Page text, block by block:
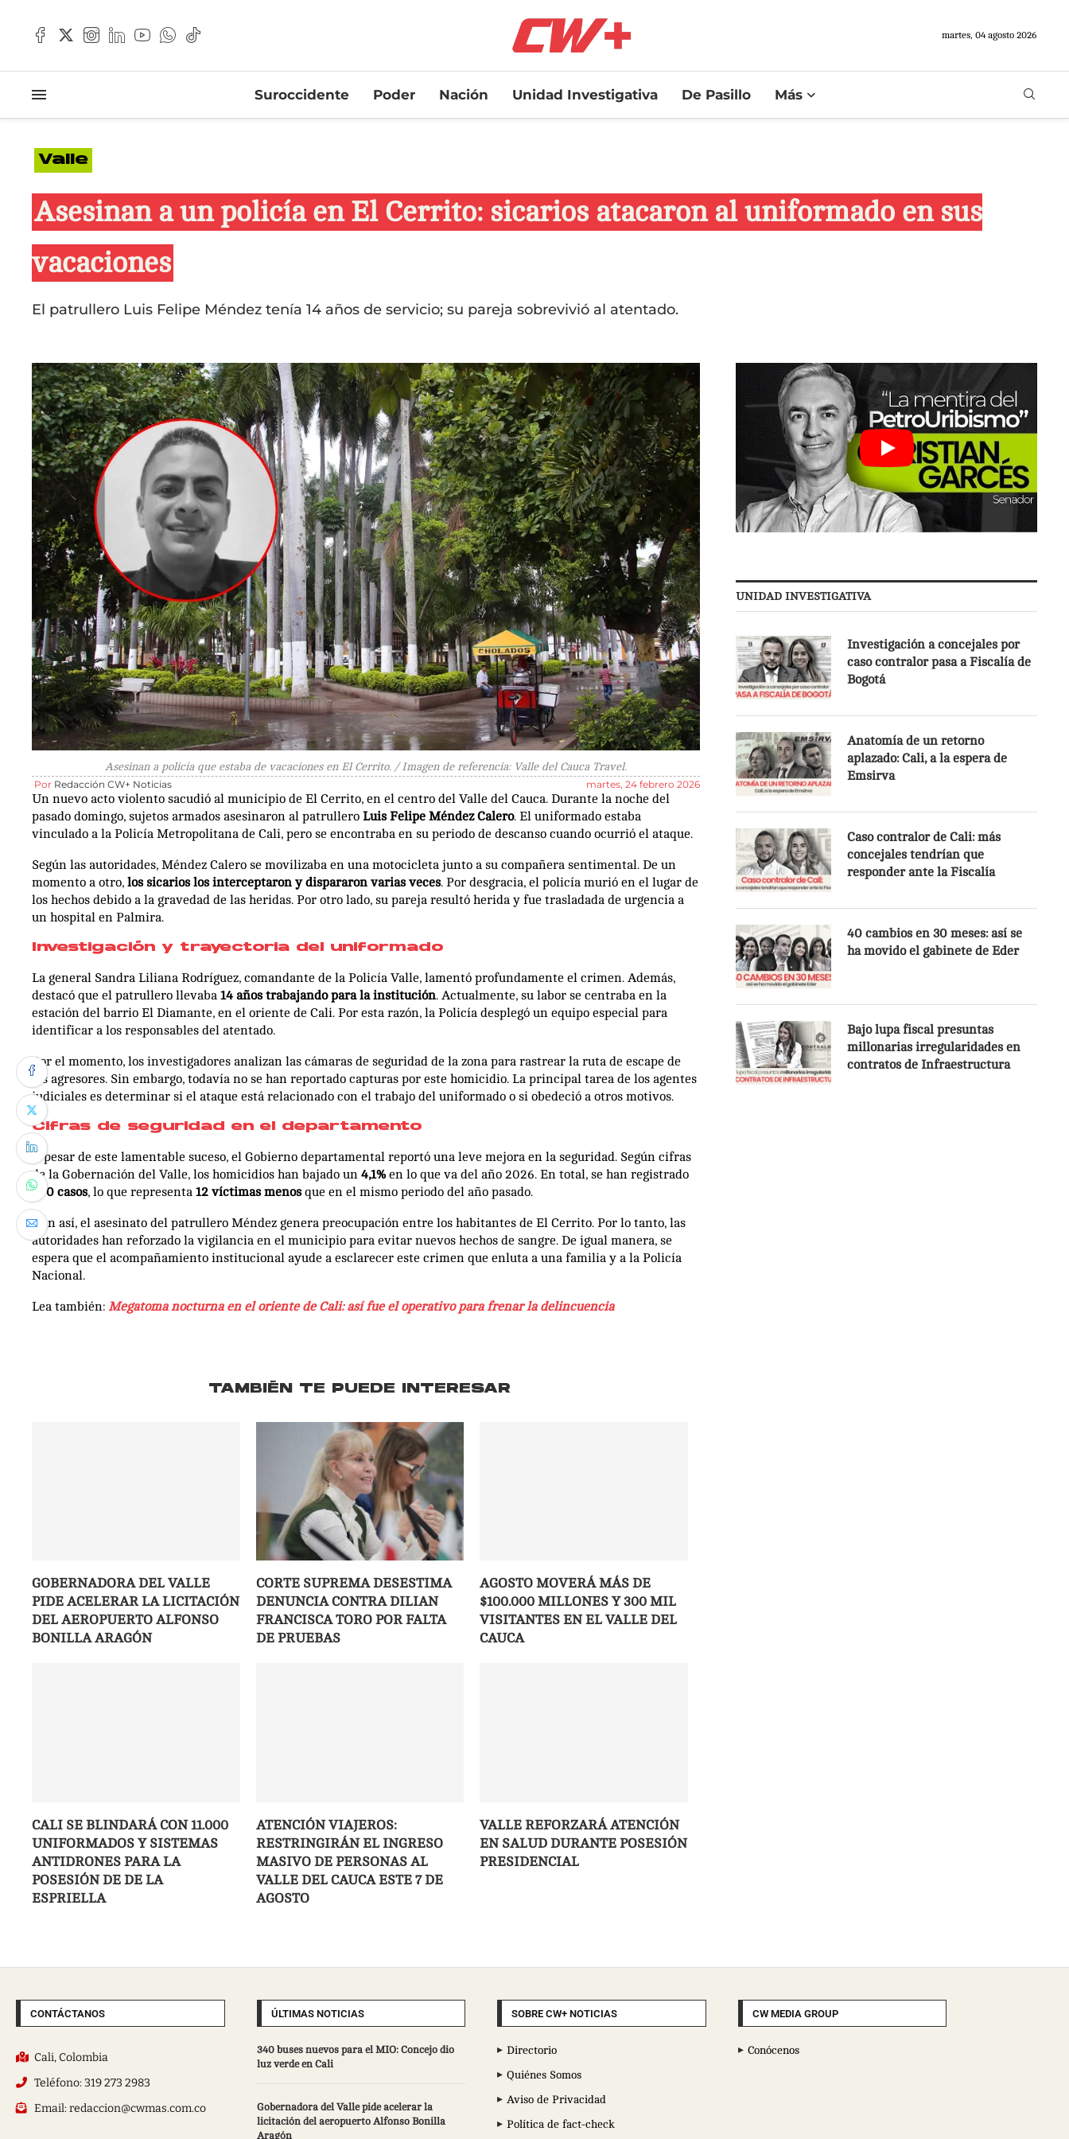
martes, 04 agosto 2026
Suroccidente Poder Nación Unidad Investigativa De Pasillo Más
Valle
Asesinan a un policía en El Cerrito: sicarios atacaron al uniformado en sus
vacaciones
El patrullero Luis Felipe Méndez tenía 14 años de servicio; su pareja sobrevivió al atentado.
Asesinan a policía que estaba de vacaciones en El Cerrito. / Imagen de referencia: Valle del Cauca Travel.
Por Redacción CW+ Noticias martes, 24 febrero 2026
Un nuevo acto violento sacudió al municipio de El Cerrito, en el centro del Valle del Cauca. Durante la noche del
pasado domingo, sujetos armados asesinaron al patrullero Luis Felipe Méndez Calero. El uniformado estaba
vinculado a la Policía Metropolitana de Cali, pero se encontraba en su periodo de descanso cuando ocurrió el ataque.
Según las autoridades, Méndez Calero se movilizaba en una motocicleta junto a su compañera sentimental. De un
momento a otro, los sicarios los interceptaron y dispararon varias veces. Por desgracia, el policía murió en el lugar de
los hechos debido a la gravedad de las heridas. Por otro lado, su pareja resultó herida y fue trasladada de urgencia a
un hospital en Palmira.
Investigación y trayectoria del uniformado
La general Sandra Liliana Rodríguez, comandante de la Policía Valle, lamentó profundamente el crimen. Además,
destacó que el patrullero llevaba 14 años trabajando para la institución. Actualmente, su labor se centraba en la
estación del barrio El Diamante, en el oriente de Cali. Por esta razón, la Policía desplegó un equipo especial para
identificar a los responsables del atentado.
Por el momento, los investigadores analizan las cámaras de seguridad de la zona para rastrear la ruta de escape de
los agresores. Sin embargo, todavía no se han reportado capturas por este homicidio. La principal tarea de los agentes
judiciales es determinar si el ataque está relacionado con el trabajo del uniformado o si obedeció a otros motivos.
Cifras de seguridad en el departamento
A pesar de este lamentable suceso, el Gobierno departamental reportó una leve mejora en la seguridad. Según cifras
de la Gobernación del Valle, los homicidios han bajado un 4,1%en lo que va del año 2026. En total, se han registrado
290 casos, lo que representa 12 víctimas menosque en el mismo periodo del año pasado.
Aun así, el asesinato del patrullero Méndez genera preocupación entre los habitantes de El Cerrito. Por lo tanto, las
autoridades han reforzado la vigilancia en el municipio para evitar nuevos hechos de sangre. De igual manera, se
espera que el acompañamiento institucional ayude a esclarecer este crimen que enluta a una familia y a la Policía
Nacional.
Lea también: Megatoma nocturna en el oriente de Cali: así fue el operativo para frenar la delincuencia
TAMBIÉN TE PUEDE INTERESAR
GOBERNADORA DEL VALLE
PIDE ACELERAR LA LICITACIÓN
DEL AEROPUERTO ALFONSO
BONILLA ARAGÓN
CORTE SUPREMA DESESTIMA
DENUNCIA CONTRA DILIAN
FRANCISCA TORO POR FALTA
DE PRUEBAS
AGOSTO MOVERÁ MÁS DE
$100.000 MILLONES Y 300 MIL
VISITANTES EN EL VALLE DEL
CAUCA
CALI SE BLINDARÁ CON 11.000
UNIFORMADOS Y SISTEMAS
ANTIDRONES PARA LA
POSESIÓN DE DE LA
ESPRIELLA
ATENCIÓN VIAJEROS:
RESTRINGIRÁN EL INGRESO
MASIVO DE PERSONAS AL
VALLE DEL CAUCA ESTE 7 DE
AGOSTO
VALLE REFORZARÁ ATENCIÓN
EN SALUD DURANTE POSESIÓN
PRESIDENCIAL
UNIDAD INVESTIGATIVA
Investigación a concejales por
caso contralor pasa a Fiscalía de
Bogotá
Anatomía de un retorno
aplazado: Cali, a la espera de
Emsirva
Caso contralor de Cali: más
concejales tendrían que
responder ante la Fiscalía
40 cambios en 30 meses: así se
ha movido el gabinete de Eder
Bajo lupa fiscal presuntas
millonarias irregularidades en
contratos de Infraestructura
CONTÁCTANOS
Cali, Colombia
Teléfono: 319 273 2983
Email: redaccion@cwmas.com.co
ÚLTIMAS NOTICIAS
340 buses nuevos para el MIO: Concejo dio
luz verde en Cali
Gobernadora del Valle pide acelerar la
licitación del aeropuerto Alfonso Bonilla
Aragón
SOBRE CW+ NOTICIAS
Directorio
Quiénes Somos
Aviso de Privacidad
Política de fact-check
CW MEDIA GROUP
Conócenos